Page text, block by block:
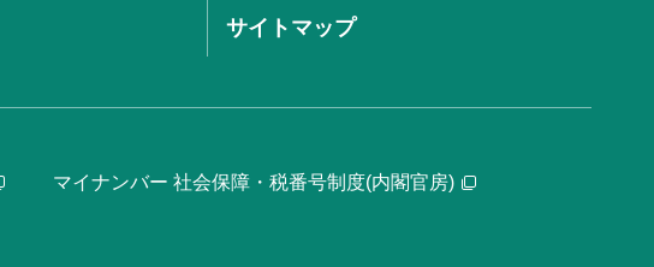
サイトマップ
マイナンバー 社会保障・税番号制度(内閣官房)